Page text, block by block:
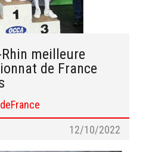
meilleure
de France
12/10/2022